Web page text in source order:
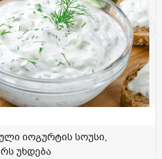
იოგურტის სოუსი,
უხდება